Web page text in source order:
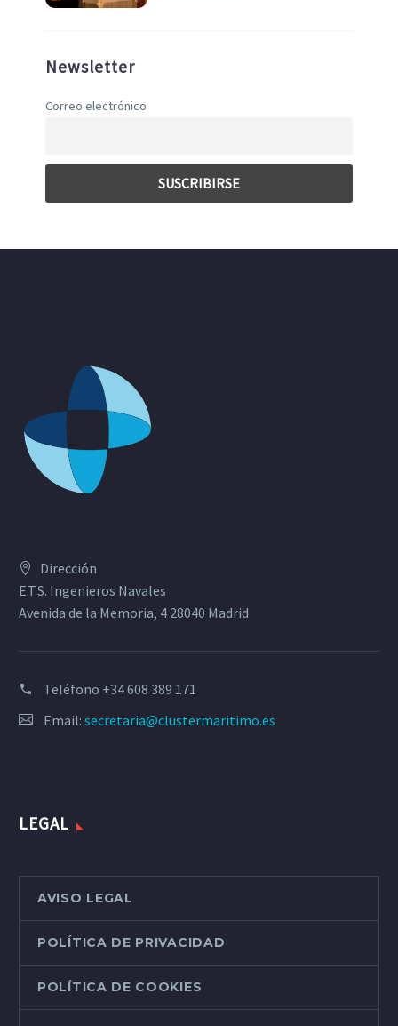
Newsletter
Correo electrónico
Dirección
E.T.S. Ingenieros Navales
Avenida de la Memoria, 4 28040 Madrid
Teléfono +34 608 389 171
Email: secretaria@clustermaritimo.es
LEGAL
AVISO LEGAL
POLÍTICA DE PRIVACIDAD
POLÍTICA DE COOKIES